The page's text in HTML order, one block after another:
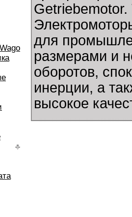
для
размерами и
оборотов,
инерции, а
высокое